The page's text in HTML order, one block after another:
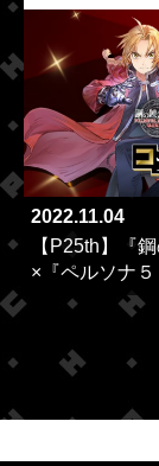
2022.11.04
【P25th】『
×『ペルソナ